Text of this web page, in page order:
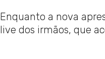
Enquanto a nova
live dos irmãos, que